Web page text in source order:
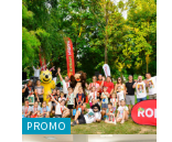
PROMO